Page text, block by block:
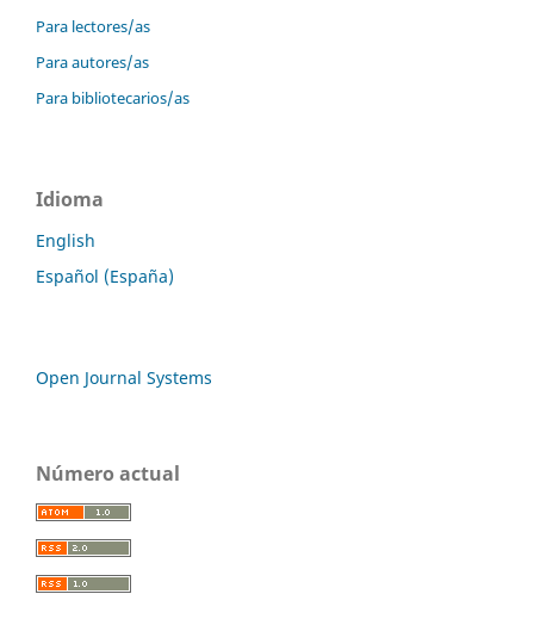
Para lectores/as
Para autores/as
Para bibliotecarios/as
Idioma
English
Español (España)
Open Journal Systems
Número actual